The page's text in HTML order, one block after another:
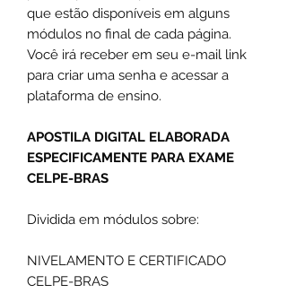
que estão disponíveis em alguns
módulos no final de cada página.
Você irá receber em seu e-mail link
para criar uma senha e acessar a
plataforma de ensino.
APOSTILA DIGITAL ELABORADA
ESPECIFICAMENTE PARA EXAME
CELPE-BRAS
Dividida em módulos sobre:
NIVELAMENTO E CERTIFICADO
CELPE-BRAS